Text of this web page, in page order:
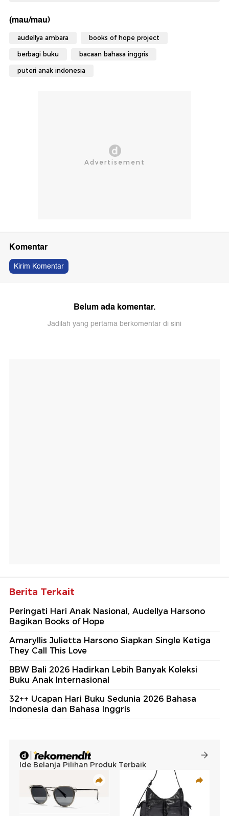
(mau/mau)
audellya ambara books of hope project
berbagi buku bacaan bahasa inggris
puteri anak indonesia
Komentar
Kirim Komentar
Belum ada komentar.
Jadilah yang pertama berkomentar di sini
Berita Terkait
Peringati Hari Anak Nasional, Audellya Harsono
Bagikan Books of Hope
Amaryllis Julietta Harsono Siapkan Single Ketiga
They Call This Love
BBW Bali 2026 Hadirkan Lebih Banyak Koleksi
Buku Anak Internasional
32++ Ucapan Hari Buku Sedunia 2026 Bahasa
Indonesia dan Bahasa Inggris